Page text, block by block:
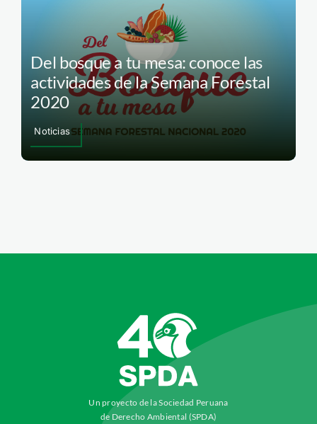
Del bosque a tu mesa: conoce las
actividades de la Semana Forestal
2020
Noticias
Un proyecto de la Sociedad Peruana
de Derecho Ambiental (SPDA)